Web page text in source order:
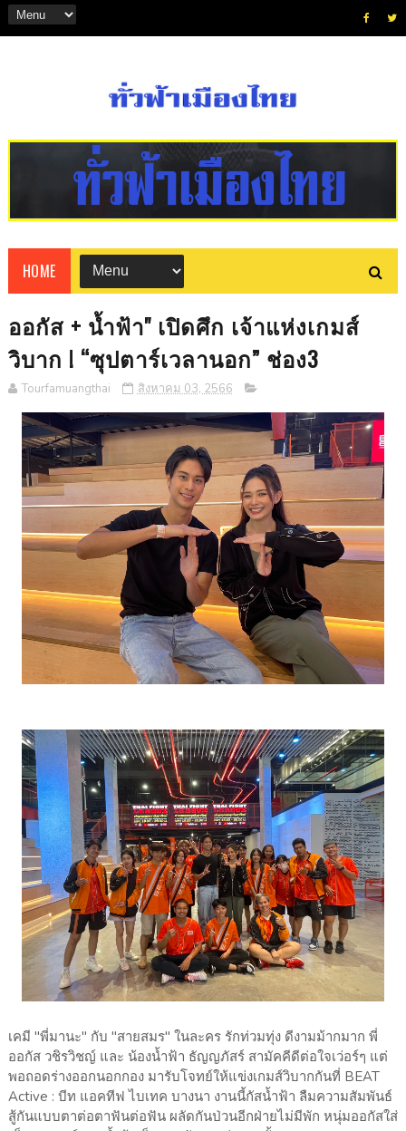
HOME
ออกัส + น้ำฟ้า" เปิดศึก เจ้าแห่งเกมส์
วิบาก ! “ซุปตาร์เวลานอก” ช่อง3
Tourfamuangthai สิงหาคม 03, 2566
เคมี "พี่มานะ" กับ "สายสมร" ในละคร รักท่วมทุ่ง ดีงามม้ากมาก พี่
ออกัส วชิรวิชญ์ และ น้องน้ำฟ้า ธัญญภัสร์ สามัคคีดีต่อใจเว่อร์ๆ แต่
พอถอดร่างออกนอกกอง มารับโจทย์ให้แข่งเกมส์วิบากกันที่ BEAT
Active : บีท แอคทีฟ ไบเทค บางนา งานนี้กัสน้ำฟ้า ลืมความสัมพันธ์
สู้กันแบบตาต่อตาฟันต่อฟัน ผลัดกันป่วนอีกฝ่ายไม่มีพัก หนุ่มออกัสใส่